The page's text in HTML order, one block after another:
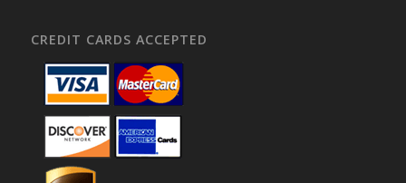
CREDIT CARDS ACCEPTED